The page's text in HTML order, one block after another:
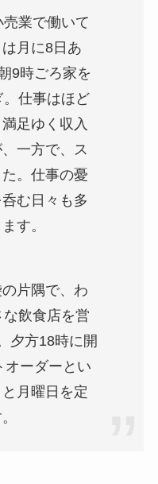
業で働いて
月に8日あ
9時ごろ家を
仕事はほど
足ゆく収入
一方で、ス
。仕事の憂
む日々も多
す。
片隅で、わ
飲食店を営
夕方18時に開
オーダーとい
月曜日を定